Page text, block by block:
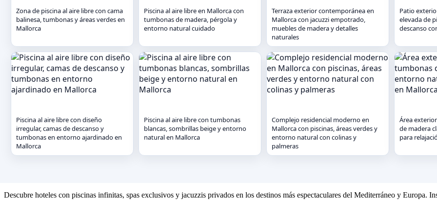
Zona de piscina al aire libre con cama
balinesa, tumbonas y áreas verdes en
Mallorca
Piscina al aire libre en Mallorca con
tumbonas de madera, pérgola y
entorno natural cuidado
Terraza exterior contemporánea en
Mallorca con jacuzzi empotrado,
muebles de madera y detalles
naturales
Patio
elevada de
descanso
Piscina al aire libre con diseño
irregular, camas de descanso y
tumbonas en entorno ajardinado en
Mallorca
Piscina al aire libre con tumbonas
blancas, sombrillas beige y entorno
natural en Mallorca
Complejo residencial moderno en
Mallorca con piscinas, áreas verdes y
entorno natural con colinas y
palmeras
Área
de madera
para
Descubre hoteles con piscinas infinitas, spas exclusivos y jacuzzis privados en los destinos más espectaculares del Mediterráneo y Europa.